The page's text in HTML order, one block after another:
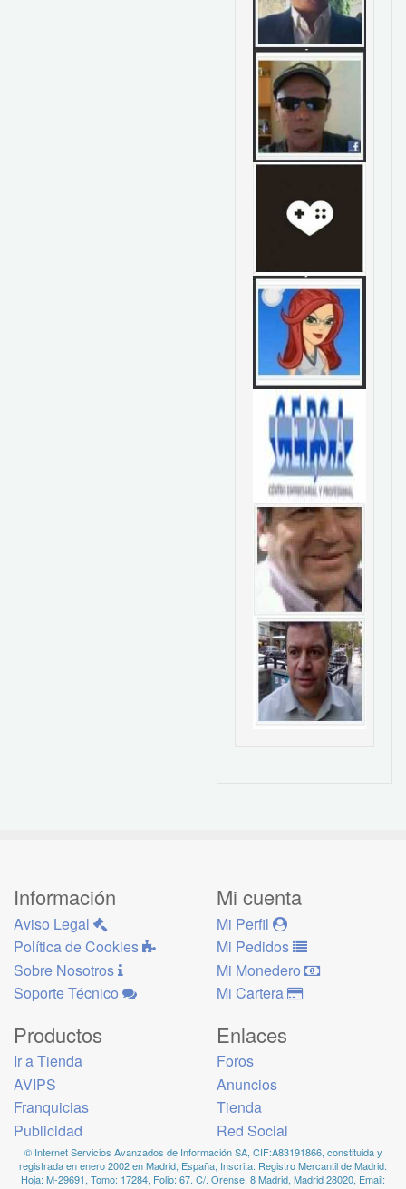
Información
Aviso Legal
Política de Cookies
Sobre Nosotros
Soporte Técnico
Mi cuenta
Mi Perfil
Mi Pedidos
Mi Monedero
Mi Cartera
Productos
Ir a Tienda
AVIPS
Franquicias
Publicidad
Enlaces
Foros
Anuncios
Tienda
Red Social
© Internet Servicios Avanzados de Información SA, CIF:A83191866, constituida y
registrada en enero 2002 en Madrid, España, Inscrita: Registro Mercantil de Madrid:
Hoja: M-29691, Tomo: 17284, Folio: 67. C/. Orense, 8 Madrid, Madrid 28020, Email: